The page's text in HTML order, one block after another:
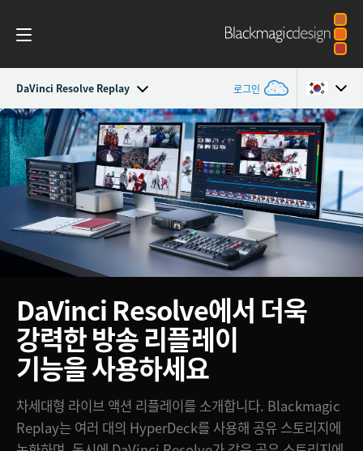
DaVinci Resolve Replay 로그인
DaVinci Resolve Replay
사양
Argentina
Australia
Austria
Brazil
Canada
China
Denmark
Finland
France
DaVinci Resolve에서 더욱
강력한방송 리플레이
기능을 사용하세요
차세대형 라이브 액션 리플레이를 소개합니다. Blackmagic
Replay는 여러 대의 HyperDeck를 사용해 공유 스토리지에